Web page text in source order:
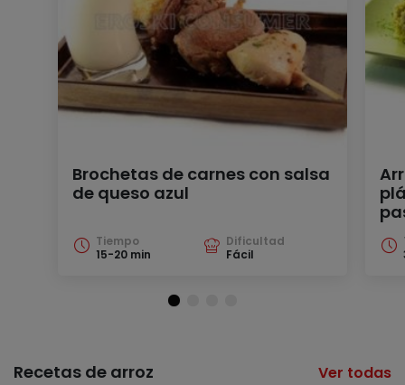
Brochetas de carnes con salsa
de queso azul
Tiempo
15-20 min
Dificultad
Fácil
Recetas de arroz Ver todas